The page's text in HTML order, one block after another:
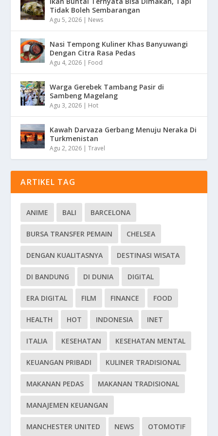
Tidak Boleh Sembarangan
Agu 5, 2026 | News
Nasi Tempong Kuliner Khas Banyuwangi
Dengan Citra Rasa Pedas
Agu 4, 2026 | Food
Warga Gerebek Tambang Pasir di
Sambeng Magelang
Agu 3, 2026 | Hot
Kawah Darvaza Gerbang Menuju Neraka Di
Turkmenistan
Agu 2, 2026 |Travel
ARTIKEL TAG
ANIME BALI BARCELONA
BURSA TRANSFER PEMAIN CHELSEA
DENGAN KUALITASNYA DESTINASI WISATA
DI BANDUNG DI DUNIA DIGITAL
ERA DIGITAL FILM FINANCE FOOD
HEALTH HOT INDONESIA INET
ITALIA KESEHATAN KESEHATAN MENTAL
KEUANGAN PRIBADI KULINER TRADISIONAL
MAKANAN PEDAS MAKANAN TRADISIONAL
MANAJEMEN KEUANGAN
MANCHESTER UNITED NEWS OTOMOTIF